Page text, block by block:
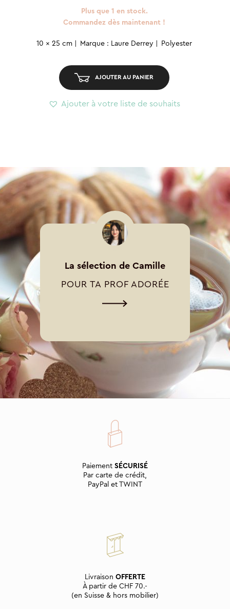
Plus que 1 en stock.
Commandez dès maintenant !
quantité
-
noir
10 x 25 cm Marque : Laure Derrey Polyester
AJOUTER AU PANIER
Ajouter à votre liste de souhaits
La sélection de Camille
POUR TA PROF ADORÉE
Paiement SÉCURISÉ
Par carte de crédit,
PayPal et TWINT
Livraison OFFERTE
À partir de CHF 70.-
(en Suisse & hors mobilier)